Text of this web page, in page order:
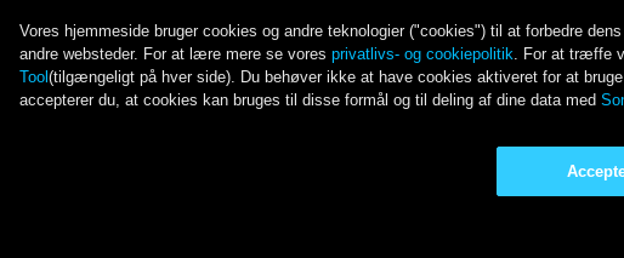
Vores hjemmeside bruger cookies og andre teknologier ("cookies") til at forbedre
andre websteder. For at lære mere se vores privatlivs- og cookiepolitik. For at træffe
Tool (tilgængeligt på hver side). Du behøver ikke at have cookies aktiveret for at
accepterer du, at cookies kan bruges til disse formål og til deling af dine data med